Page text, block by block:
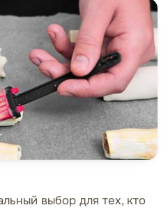
выбор для тех, кто